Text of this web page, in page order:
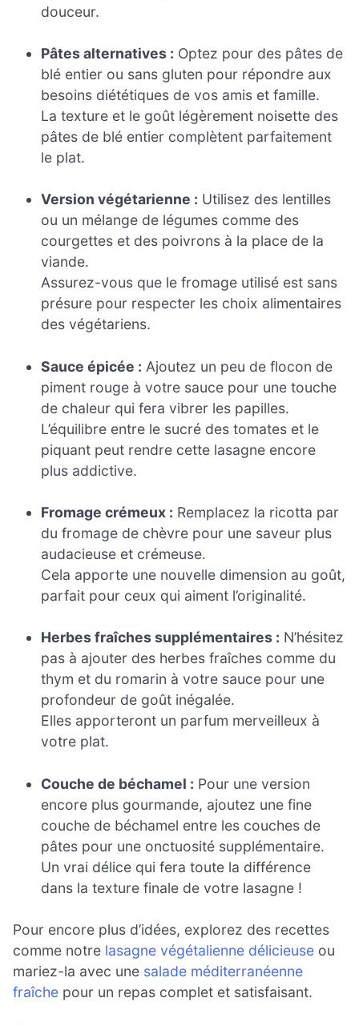
douceur.
Pâtes alternatives : Optez pour des pâtes de
blé entier ou sans gluten pour répondre aux
besoins diététiques de vos amis et famille.
La texture et le goût légèrement noisette des
pâtes de blé entier complètent parfaitement
le plat.
Version végétarienne : Utilisez des lentilles
ou un mélange de légumes comme des
courgettes et des poivrons à la place de la
viande.
Assurez-vous que le fromage utilisé est sans
présure pour respecter les choix alimentaires
des végétariens.
Sauce épicée : Ajoutez un peu de flocon de
piment rouge à votre sauce pour une touche
de chaleur qui fera vibrer les papilles.
L’équilibre entre le sucré des tomates et le
piquant peut rendre cette lasagne encore
plus addictive.
Fromage crémeux : Remplacez la ricotta par
du fromage de chèvre pour une saveur plus
audacieuse et crémeuse.
Cela apporte une nouvelle dimension au goût,
parfait pour ceux qui aiment l’originalité.
Herbes fraîches supplémentaires : N’hésitez
pas à ajouter des herbes fraîches comme du
thym et du romarin à votre sauce pour une
profondeur de goût inégalée.
Elles apporteront un parfum merveilleux à
votre plat.
Couche de béchamel : Pour une version
encore plus gourmande, ajoutez une fine
couche de béchamel entre les couches de
pâtes pour une onctuosité supplémentaire.
Un vrai délice qui fera toute la différence
dans la texture finale de votre lasagne !
Pour encore plus d’idées, explorez des recettes
comme notre lasagne végétalienne délicieuse ou
mariez-la avec une salade méditerranéenne
fraîche pour un repas complet et satisfaisant.